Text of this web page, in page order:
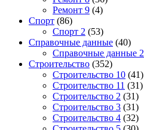
Ремонт 9 (4)
Спорт (86)
Спорт 2 (53)
Справочные данные (40)
Справочные данные 2
Строительство (352)
Строительство 10 (41)
Строительство 11 (31)
Строительство 2 (31)
Строительство 3 (31)
Строительство 4 (32)